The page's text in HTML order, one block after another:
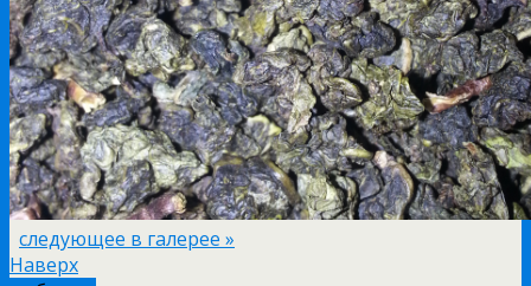
следующее в галерее »
Наверх